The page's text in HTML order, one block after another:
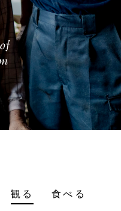
観る 食べる